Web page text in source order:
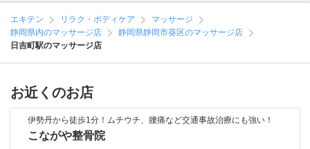
エキテン リラク・ボディケア
マッサージ
静岡県内のマッサージ店
静岡県静岡市葵区のマッサージ店
日吉町駅のマッサージ店
お近くのお店
伊勢丹から徒歩1分！ムチウチ、腰痛など交通事故治療にも強い！
こながや整骨院